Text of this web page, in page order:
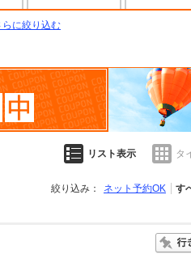
らに絞り込む
リスト表示 タ
絞り込み： ネット予約OK す